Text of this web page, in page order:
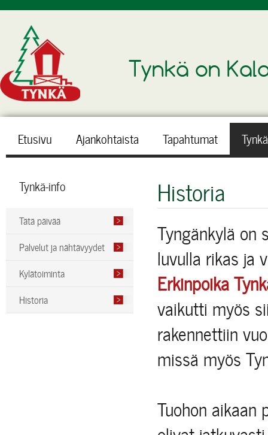
Tynkä on
Etusivu Ajankohtaista Tapahtumat
Tynkä-info
Tätä päivää
Palvelut ja nähtävyydet
Kylätoiminta
Historia
Historia
Tyngänkylä on
luvulla rikas ja
Erkinpoika
vaikutti myös
rakennettiin
missä myös
Tuohon aikaan